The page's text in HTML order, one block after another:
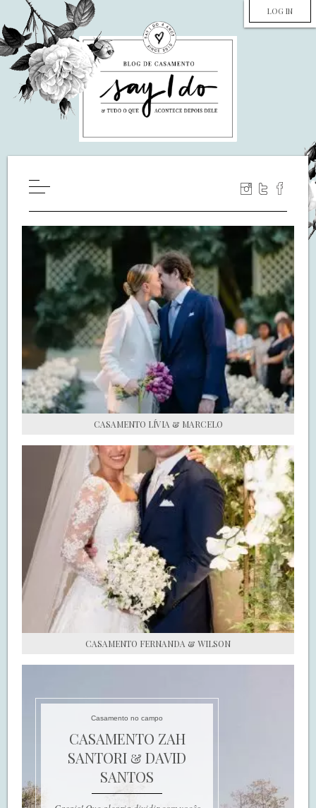
LOG IN
WILL YOU MARRY ME?
LUA DE MEL
COZINHA
DECORAÇÃO
DE NOIVA PRA NOIVA
S.O.S CASADAS
FALE COM O SAY I DO
CASAMENTO LÍVIA & MARCELO
CASAMENTO FERNANDA & WILSON
Casamento no campo
CASAMENTO ZAH
SANTORI & DAVID
SANTOS